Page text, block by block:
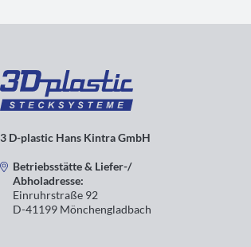
3 D-plastic Hans Kintra GmbH
Betriebsstätte & Liefer-/
Abholadresse:
Einruhrstraße 92
D-41199 Mönchengladbach